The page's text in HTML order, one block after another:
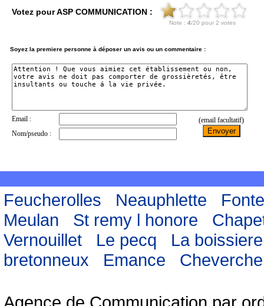
Votez pour ASP COMMUNICATION :
Soyez la premiere personne à déposer un avis ou un commentaire :
Feucherolles Neauphlette
Meulan
St remy l honore
Vernouillet
Le pecq
La
bretonneux
Emance